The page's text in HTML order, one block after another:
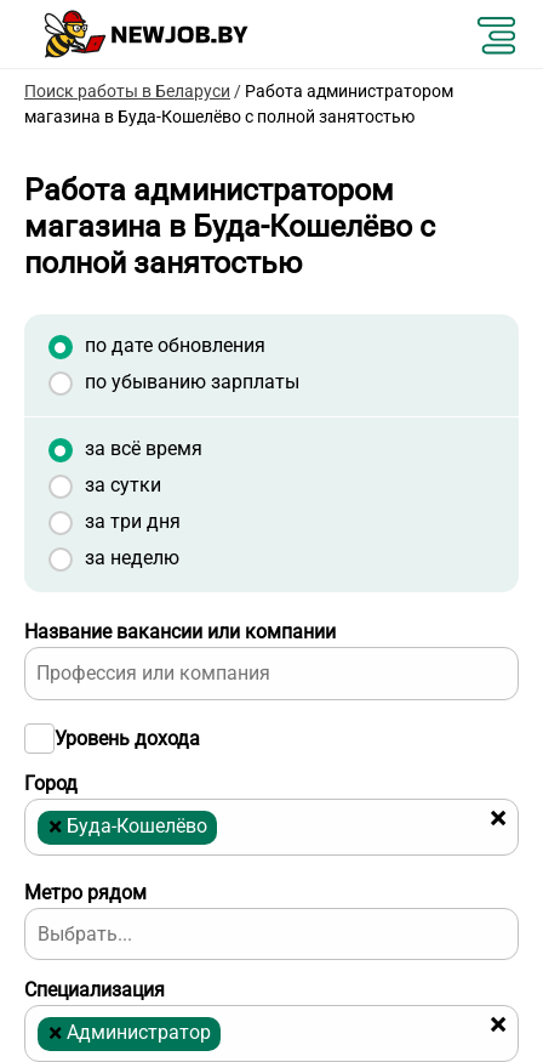
Поиск работы в Беларуси / Работа администратором
магазина в Буда-Кошелёво с полной занятостью
Работа администратором
магазина в Буда-Кошелёво с
полной занятостью
Название вакансии или компании
Город
×
× Буда-Кошелёво
Уровень дохода
Метро рядом
по дате обновления
по убыванию зарплаты
за всё время
за сутки
за три дня
за неделю
Специализация
×
× Администратор